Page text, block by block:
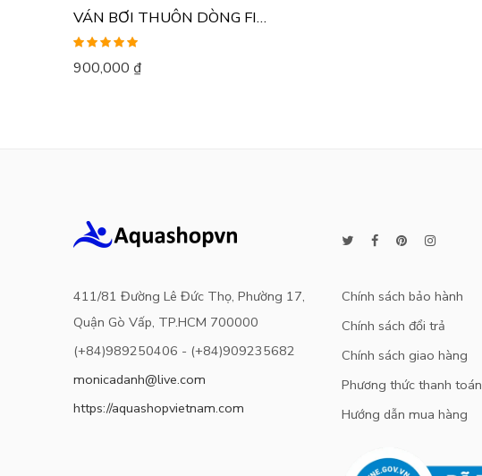
VÁN BƠI THUÔN DÒNG FINIS
Được xếp
hạng5.005
900,000 ₫
411/81 Đường Lê Đức Thọ, Phường 17,
Quận Gò Vấp, TP.HCM 700000
(+84)989250406 - (+84)909235682
monicadanh@live.com
https://aquashopvietnam.com
Chính sách bảo hành
Chính sách đổi trả
Chính sách giao hàng
Phương thức thanh toán
Hướng dẫn mua hàng